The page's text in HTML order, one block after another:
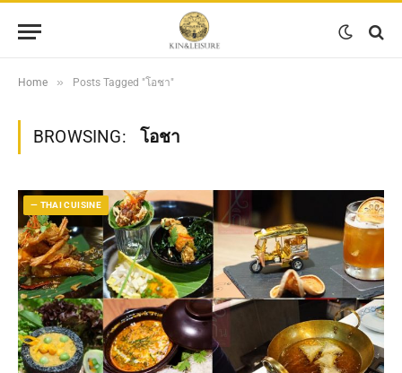
Home » Posts Tagged "โอชา"
BROWSING: โอชา
— THAI CUISINE